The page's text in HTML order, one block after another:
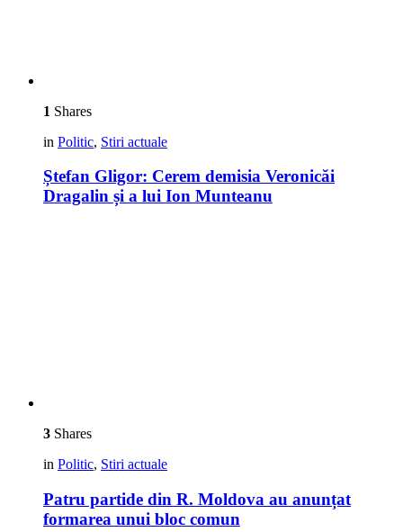
1 Shares
in Politic, Stiri actuale
Ștefan Gligor: Cerem demisia Veronicăi
Dragalin și a lui Ion Munteanu
3 Shares
in Politic, Stiri actuale
Patru partide din R. Moldova au anunțat
formarea unui bloc comun